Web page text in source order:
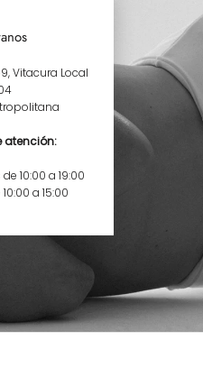
Vitacura Local
atención:
10:00 a 19:00
a 15:00